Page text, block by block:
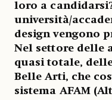
loro a
università/
design vengono
Nel settore delle
quasi totale,
Belle Arti, che
sistema AFAM